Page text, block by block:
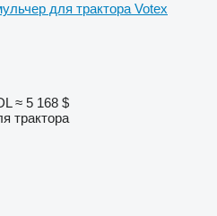
для трактора Votex
≈ 5 168 $
трактора